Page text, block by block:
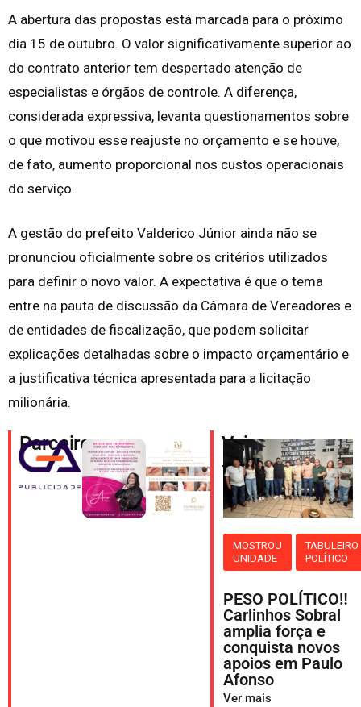
A abertura das propostas está marcada para o próximo
dia 15 de outubro. O valor significativamente superior ao
do contrato anterior tem despertado atenção de
especialistas e órgãos de controle. A diferença,
considerada expressiva, levanta questionamentos sobre
o que motivou esse reajuste no orçamento e se houve,
de fato, aumento proporcional nos custos operacionais
do serviço.
A gestão do prefeito Valderico Júnior ainda não se
pronunciou oficialmente sobre os critérios utilizados
para definir o novo valor. A expectativa é que o tema
entre na pauta de discussão da Câmara de Vereadores e
de entidades de fiscalização, que podem solicitar
explicações detalhadas sobre o impacto orçamentário e
a justificativa técnica apresentada para a licitação
milionária.
Parceiros
Veja
também
MOSTROU
UNIDADE
TABULEIRO
POLÍTICO
PESO POLÍTICO‼️
Carlinhos Sobral
amplia força e
conquista novos
apoios em Paulo
Afonso
Ver mais